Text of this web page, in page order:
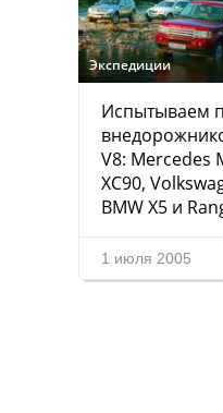
Экспедиции
Испытываем
V8: Mercedes
XC90,
BMW X5 и
1 июля 2005